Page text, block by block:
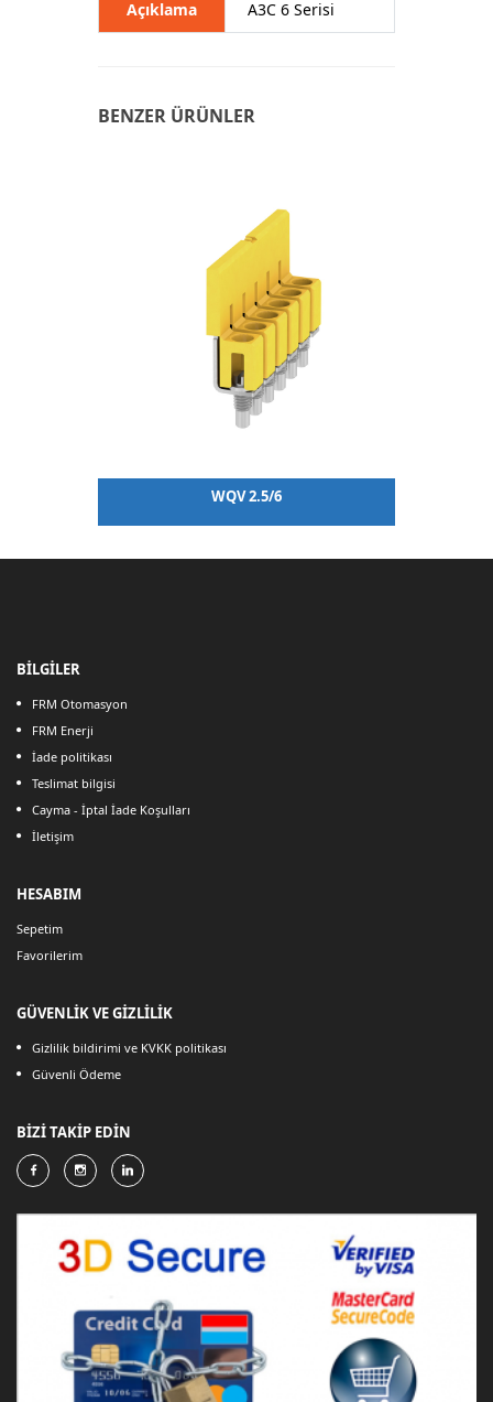
Açıklama A3C 6 Serisi
BENZER ÜRÜNLER
WQV 2.5/6
BİLGİLER
FRM Otomasyon
FRM Enerji
İade politikası
Teslimat bilgisi
Cayma - İptal İade Koşulları
İletişim
HESABIM
Sepetim
Favorilerim
GÜVENLİK VE GİZLİLİK
Gizlilik bildirimi ve KVKK politikası
Güvenli Ödeme
BİZİ TAKİP EDİN